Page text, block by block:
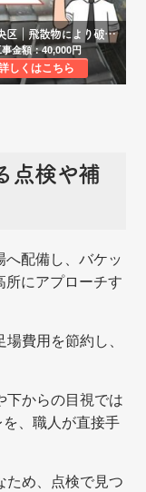
福岡市中央区｜飛散物により破損した瓦の差し替え工事を行い、雨漏りを解消しました！
事金額：40,000円
しくはこちら
点検や補
へ配備し、バケッ
所にアプローチす
費用を節約し、
下からの目視では
、職人が直接手
ため、点検で見つ